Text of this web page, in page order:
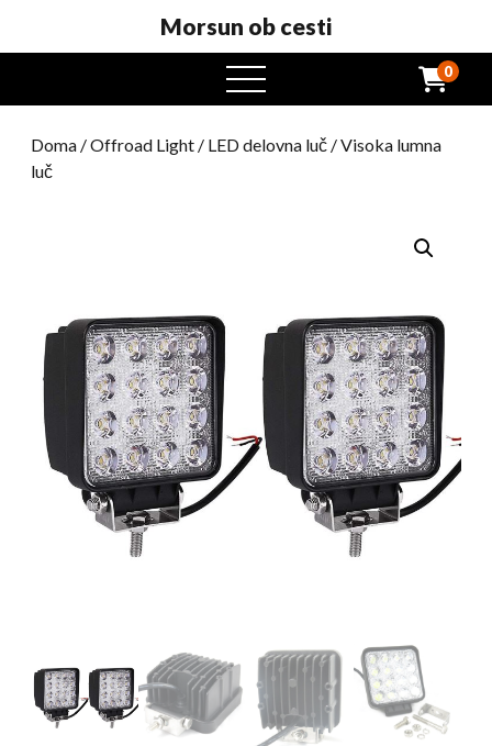
Morsun ob cesti
odprt
meni
0
Doma /Offroad Light / LED delovna luč / Visoka lumna
luč